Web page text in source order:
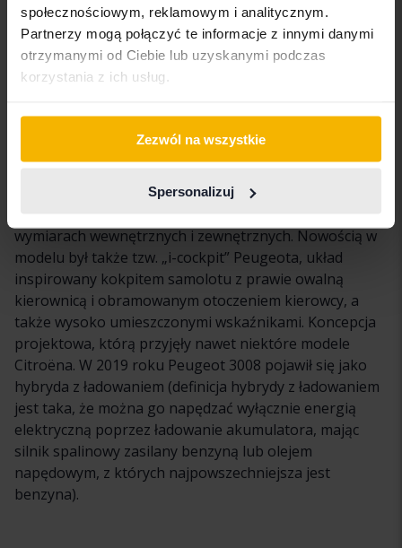
społecznościowym, reklamowym i analitycznym.
Partnerzy mogą połączyć te informacje z innymi danymi
otrzymanymi od Ciebie lub uzyskanymi podczas
korzystania z ich usług.
Zezwól na wszystkie
Spersonalizuj
benzynowy o pojemności 1,2 litra, jako najbardziej
opłacalny i przyjazny dla środowiska wybór. Silnik ten
ma 130 koni mechanicznych, co może wydawać się mało
jak na SUV-a, ale podobnie jak wielu innych
paliwa i ochronę środowiska.
Zniknęło także określenie „crossover” i Peugeot 3008 z
wymiarach wewnętrznych i zewnętrznych. Nowością w
modelu był także tzw. „i-cockpit” Peugeota, układ
inspirowany kokpitem samolotu z prawie owalną
kierownicą i obramowanym otoczeniem kierowcy, a
także wysoko umieszczonymi wskaźnikami. Koncepcja
projektowa, którą przyjęły nawet niektóre modele
Citroëna. W 2019 roku Peugeot 3008 pojawił się jako
hybryda z ładowaniem (definicja hybrydy z ładowaniem
jest taka, że można go napędzać wyłącznie energią
elektryczną poprzez ładowanie akumulatora, mając
silnik spalinowy zasilany benzyną lub olejem
napędowym, z których najpowszechniejsza jest
benzyna).